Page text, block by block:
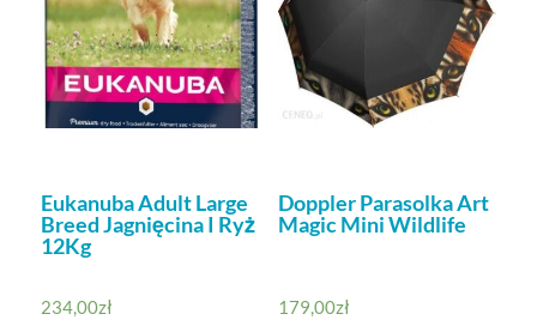
Eukanuba Adult Large
Breed Jagnięcina I Ryż
12Kg
234,00zł
Doppler Parasolka Art
Magic Mini Wildlife
179,00zł